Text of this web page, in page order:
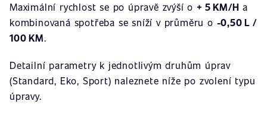
Maximální rychlost se po úpravě zvýší o + 5 KM/H a
kombinovaná spotřeba se sníží v průměru o -0,50 L /
100 KM.
Detailní parametry k jednotlivým druhům úprav
(Standard, Eko, Sport) naleznete níže po zvolení typu
úpravy.